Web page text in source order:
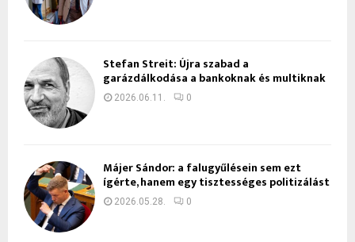
Stefan Streit: Újra szabad a
garázdálkodása a bankoknak és multiknak
2026.06.11. 0
Májer Sándor: a falugyűlésein sem ezt
ígérte, hanem egy tisztességes politizálást
2026.05.28. 0